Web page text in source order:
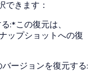
できます：
:*この復元は、
ップショットへの復
ージョンを復元する: